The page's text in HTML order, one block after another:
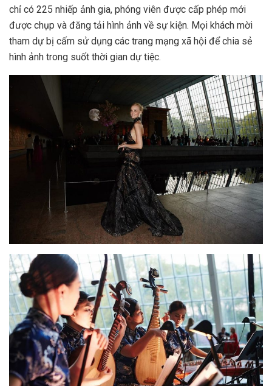
chỉ có 225 nhiếp ảnh gia, phóng viên được cấp phép mới
được chụp và đăng tải hình ảnh về sự kiện. Mọi khách mời
tham dự bị cấm sử dụng các trang mạng xã hội để chia sẻ
hình ảnh trong suốt thời gian dự tiệc.